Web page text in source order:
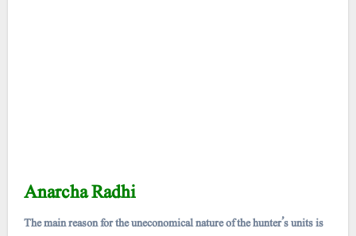
Anarcha Radhi
The main reason for the uneconomical nature of the hunter’s units is